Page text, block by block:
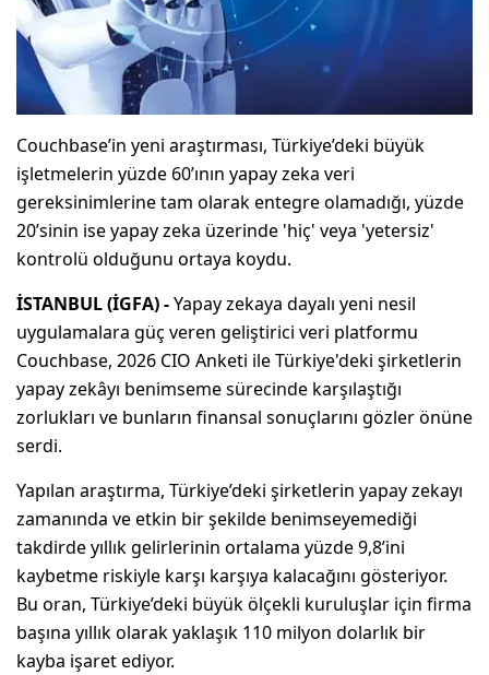
Couchbase’in yeni araştırması, Türkiye’deki büyük
işletmelerin yüzde 60’ının yapay zeka veri
gereksinimlerine tam olarak entegre olamadığı, yüzde
20’sinin ise yapay zeka üzerinde 'hiç' veya 'yetersiz'
kontrolü olduğunu ortaya koydu.
İSTANBUL (İGFA) -Yapay zekaya dayalı yeni nesil
uygulamalara güç veren geliştirici veri platformu
Couchbase, 2026 CIO Anketi ile Türkiye'deki şirketlerin
yapay zekâyı benimseme sürecinde karşılaştığı
zorlukları ve bunların finansal sonuçlarını gözler önüne
serdi.
Yapılan araştırma, Türkiye’deki şirketlerin yapay zekayı
zamanında ve etkin bir şekilde benimseyemediği
takdirde yıllık gelirlerinin ortalama yüzde 9,8’ini
kaybetme riskiyle karşı karşıya kalacağını gösteriyor.
Bu oran, Türkiye’deki büyük ölçekli kuruluşlar için firma
başına yıllık olarak yaklaşık 110 milyon dolarlık bir
kayba işaret ediyor.